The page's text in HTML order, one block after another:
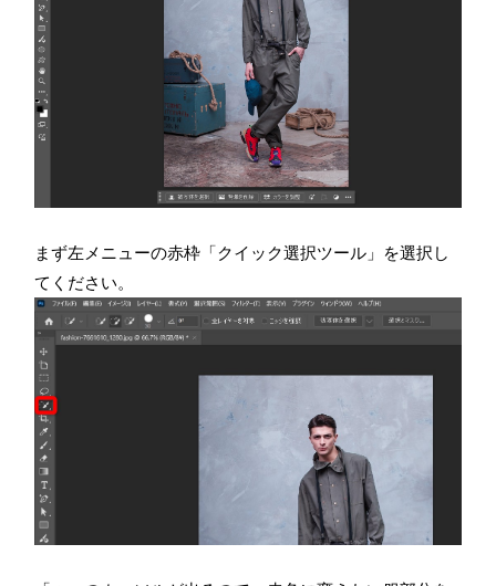
まず左メニューの赤枠「クイック選択ツール」を選択し
てください。